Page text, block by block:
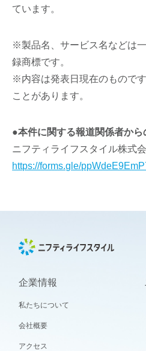
ています。
※製品名、サービス名などは
録商標です。
※内容は発表日現在のもので
ことがあります。
●本件に関する報道関係者か
ニフティライフスタイル株式
https://forms.gle/
企業情報
私たちについて
会社概要
アクセス